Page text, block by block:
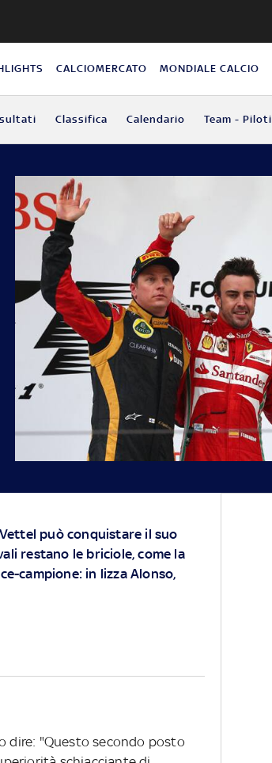
CALCIOMERCATO MONDIALE CALCIO
Classifica Calendario Team - Piloti
può conquistare il suo
restano le briciole, come la
campione: in lizza Alonso,
dire: "Questo secondo posto